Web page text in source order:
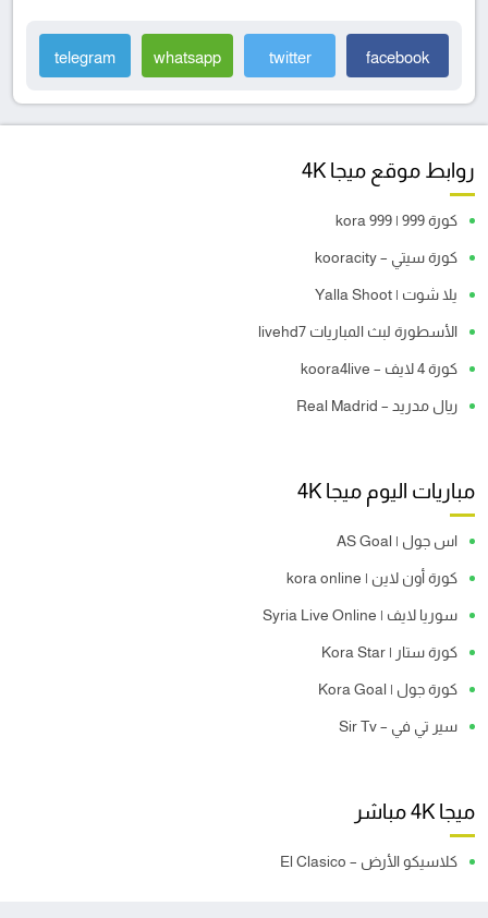
facebook
twitter
whatsapp
telegram
روابط موقع ميجا 4K
كورة 999 | kora 999
كورة سيتي – kooracity
يلا شوت | Yalla Shoot
الأسطورة لبث المباريات livehd7
كورة 4 لايف – koora4live
ريال مدريد – Real Madrid
مباريات اليوم ميجا 4K
اس جول | AS Goal
كورة أون لاين | kora online
سوريا لايف | Syria Live Online
كورة ستار | Kora Star
كورة جول | Kora Goal
سير تي في – Sir Tv
ميجا 4K مباشر
كلاسيكو الأرض – El Clasico